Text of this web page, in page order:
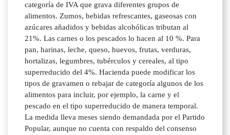
categoría de IVA que grava diferentes grupos de
alimentos. Zumos, bebidas refrescantes, gaseosas con
azúcares añadidos y bebidas alcohólicas tributan al
21%. Las carnes o los pescados lo hacen al 10 %. Para
pan, harinas, leche, queso, huevos, frutas, verduras,
hortalizas, legumbres, tubérculos y cereales, al tipo
superreducido del 4%. Hacienda puede modificar los
tipos de gravamen o rebajar de categoría algunos de los
alimentos para incluir, por ejemplo, la carne y el
pescado en el tipo superreducido de manera temporal.
La medida lleva meses siendo demandada por el Partido
Popular, aunque no cuenta con respaldo del consenso